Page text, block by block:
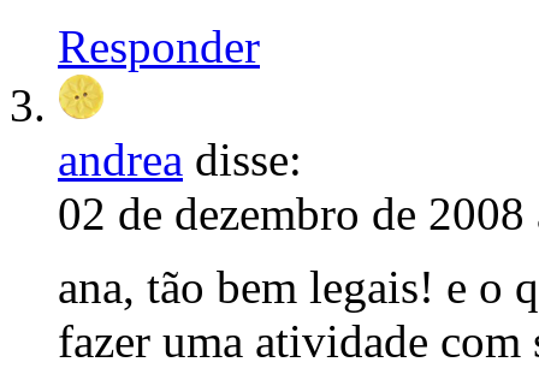
Responder
andrea disse:
02 de dezembro de 2008
ana, tão bem legais! e o
fazer uma atividade